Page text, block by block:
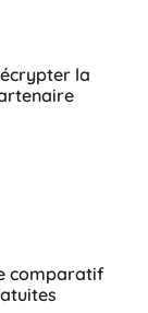
la
comparatif